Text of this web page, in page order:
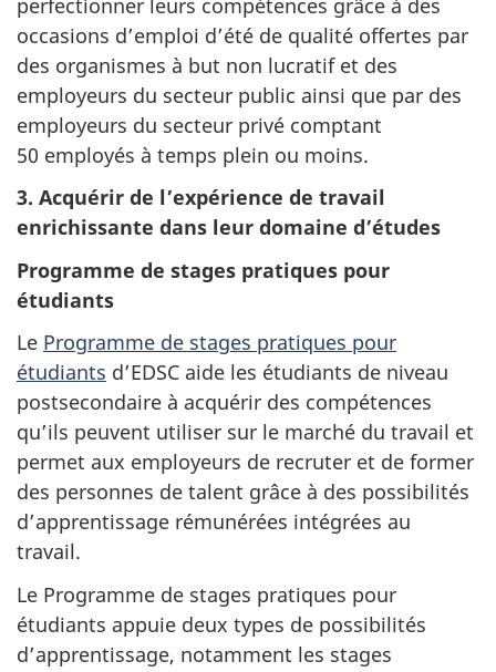
occasions d’emploi d’été de qualité offertes par
des organismes à but non lucratif et des
employeurs du secteur public ainsi que par des
employeurs du secteur privé comptant
50 employés à temps plein ou moins.
3. Acquérir de l’expérience de travail
enrichissante dans leur domaine d’études
Programme de stages pratiques pour
étudiants
Le Programme de stages pratiques pour
étudiants d’EDSC aide les étudiants de niveau
postsecondaire à acquérir des compétences
qu’ils peuvent utiliser sur le marché du travail et
permet aux employeurs de recruter et de former
des personnes de talent grâce à des possibilités
d’apprentissage rémunérées intégrées au
travail.
Le Programme de stages pratiques pour
étudiants appuie deux types de possibilités
d’apprentissage, notamment les stages